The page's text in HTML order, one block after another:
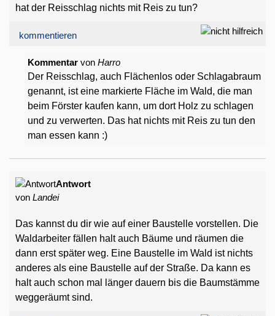
hat der Reisschlag nichts mit Reis zu tun?
kommentieren
Kommentar von Harro
Der Reisschlag, auch Flächenlos oder Schlagabraum
genannt, ist eine markierte Fläche im Wald, die man
beim Förster kaufen kann, um dort Holz zu schlagen
und zu verwerten. Das hat nichts mit Reis zu tun den
man essen kann :)
Antwort
von Landei
Das kannst du dir wie auf einer Baustelle vorstellen. Die
Waldarbeiter fällen halt auch Bäume und räumen die
dann erst später weg. Eine Baustelle im Wald ist nichts
anderes als eine Baustelle auf der Straße. Da kann es
halt auch schon mal länger dauern bis die Baumstämme
weggeräumt sind.